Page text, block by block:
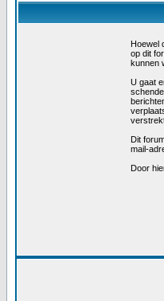
Hoewel
op dit
kunnen
U gaat
Dit
mail-
Door